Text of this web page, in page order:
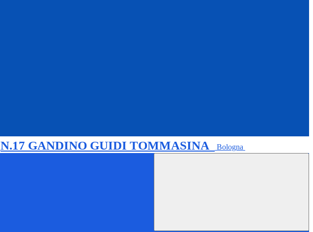
N.17 GANDINO GUIDI TOMMASINA Bologna